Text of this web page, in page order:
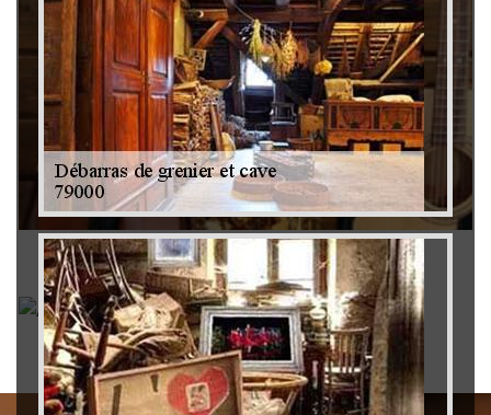
Rachat instrument de musique 79
Achat antiquité 79